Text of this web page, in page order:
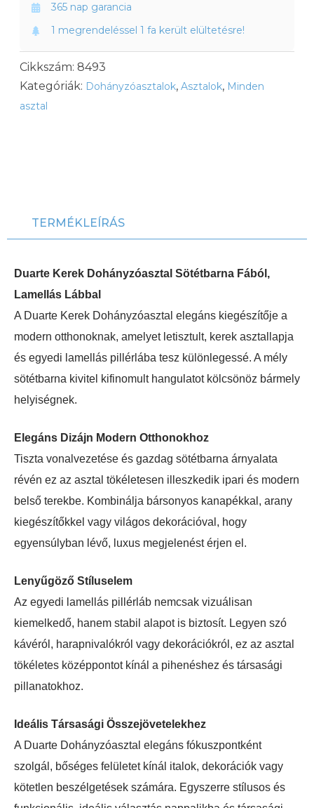
365 nap garancia
1 megrendeléssel 1 fa került elültetésre!
Cikkszám: 8493
Kategóriák: Dohányzóasztalok, Asztalok, Minden
asztal
TERMÉKLEÍRÁS
Duarte Kerek Dohányzóasztal Sötétbarna Fából,
Lamellás Lábbal
A Duarte Kerek Dohányzóasztal elegáns kiegészítője a
modern otthonoknak, amelyet letisztult, kerek asztallapja
és egyedi lamellás pillérlába tesz különlegessé. A mély
sötétbarna kivitel kifinomult hangulatot kölcsönöz bármely
helyiségnek.
Elegáns Dizájn Modern Otthonokhoz
Tiszta vonalvezetése és gazdag sötétbarna árnyalata
révén ez az asztal tökéletesen illeszkedik ipari és modern
belső terekbe. Kombinálja bársonyos kanapékkal, arany
kiegészítőkkel vagy világos dekorációval, hogy
egyensúlyban lévő, luxus megjelenést érjen el.
Lenyűgöző Stíluselem
Az egyedi lamellás pillérláb nemcsak vizuálisan
kiemelkedő, hanem stabil alapot is biztosít. Legyen szó
kávéról, harapnivalókról vagy dekorációkról, ez az asztal
tökéletes középpontot kínál a pihenéshez és társasági
pillanatokhoz.
Ideális Társasági Összejövetelekhez
A Duarte Dohányzóasztal elegáns fókuszpontként
szolgál, bőséges felületet kínál italok, dekorációk vagy
kötetlen beszélgetések számára. Egyszerre stílusos és